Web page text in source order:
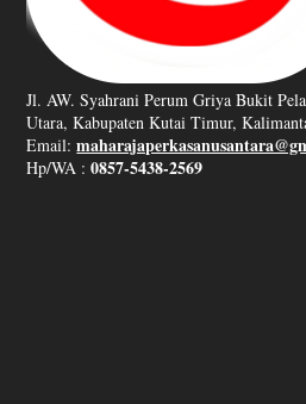
Jl. AW. Syahrani Perum Griya Bukit
Utara, Kabupaten Kutai Timur,
Email:
Hp/WA :0857-5438-2569